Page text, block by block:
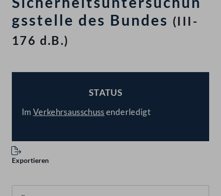
gsstelle des Bundes (III-
176 d.B.)
STATUS
ImVerkehrsausschussenderledigt
Exportieren